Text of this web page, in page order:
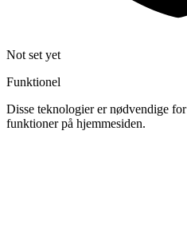
Not set yet
Funktionel
Disse teknologier er nødvendige
funktioner på hjemmesiden.